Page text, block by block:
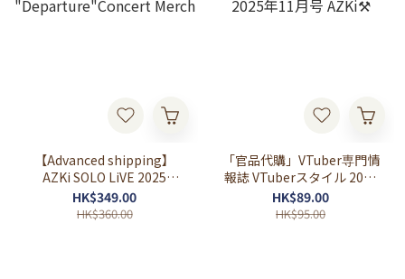
【Advanced shipping】
AZKi SOLO LiVE 2025
"Departure"Concert
Merch
HK$349.00
HK$360.00
「官品代購」VTuber専門情
報誌 VTuberスタイル 2025
年11月号 AZKi⚒
HK$89.00
HK$95.00